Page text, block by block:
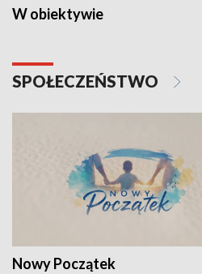
W obiektywie
SPOŁECZEŃSTWO
Nowy Początek